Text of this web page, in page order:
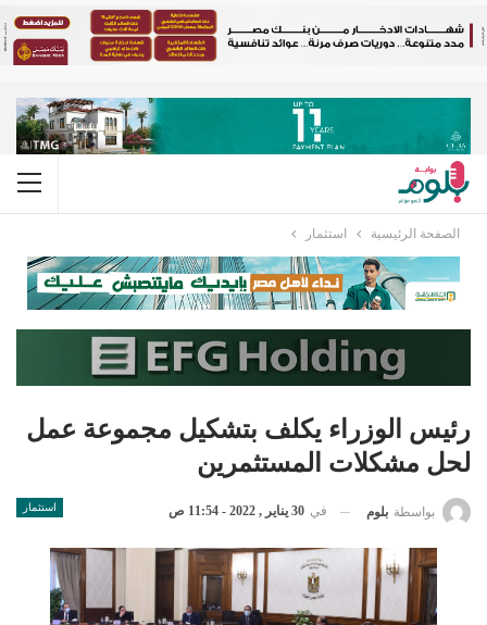
الصفحة الرئيسية استثمار
رئيس الوزراء يكلف بتشكيل مجموعة عمل
لحل مشكلات المستثمرين
استثمار بواسطة بلوم في 30 يناير , 2022 - 11:54 ص